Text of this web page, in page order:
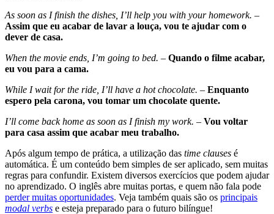
As soon as I finish the dishes, I’ll help you with your homework. –
Assim que eu acabar de lavar a louça, vou te ajudar com o
dever de casa.
When the movie ends, I’m going to bed. – Quando o filme acabar,
eu vou para a cama.
While I wait for the ride, I’ll have a hot chocolate. – Enquanto
espero pela carona, vou tomar um chocolate quente.
I’ll come back home as soon as I finish my work. – Vou voltar
para casa assim que acabar meu trabalho.
Após algum tempo de prática, a utilização das time clauses é
automática. É um conteúdo bem simples de ser aplicado, sem muitas
regras para confundir. Existem diversos exercícios que podem ajudar
no aprendizado. O inglês abre muitas portas, e quem não fala pode
perder muitas oportunidades. Veja também quais são os principais
modal verbs e esteja preparado para o futuro bilíngue!